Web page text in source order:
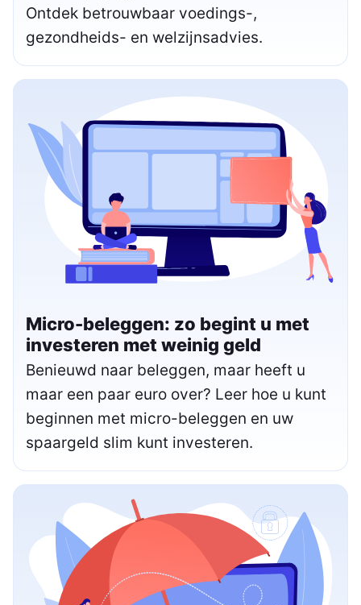
Ontdek betrouwbaar voedings-,
gezondheids- en welzijnsadvies.
Micro-beleggen: zo begint u met
investeren met weinig geld
Benieuwd naar beleggen, maar heeft u
maar een paar euro over? Leer hoe u kunt
beginnen met micro-beleggen en uw
spaargeld slim kunt investeren.